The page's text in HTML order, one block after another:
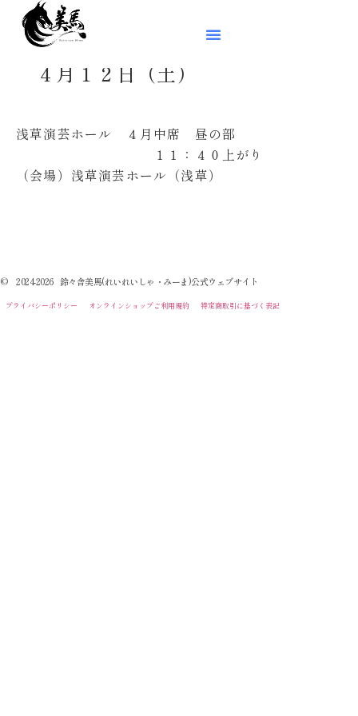
４月１２日（土）
浅草演芸ホール ４月中席 昼の部
１１：４０上がり
（会場）浅草演芸ホール（浅草）
© 2024-2026 鈴々舎美馬(れいれいしゃ・みーま)公式ウェブサイト
プライバシーポリシー オンラインショップご利用規約 特定商取引に基づく表記